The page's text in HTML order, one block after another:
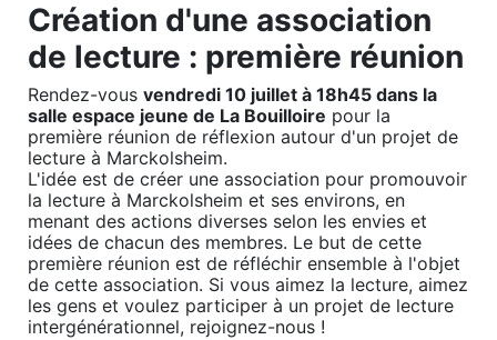
Création d'une association
de lecture : première réunion
Rendez-vous vendredi 10 juillet à 18h45 dans la
salle espace jeune de La Bouilloire pour la
première réunion de réflexion autour d'un projet de
lecture à Marckolsheim.
L'idée est de créer une association pour promouvoir
la lecture à Marckolsheim et ses environs, en
menant des actions diverses selon les envies et
idées de chacun des membres. Le but de cette
première réunion est de réfléchir ensemble à l'objet
de cette association. Si vous aimez la lecture, aimez
les gens et voulez participer à un projet de lecture
intergénérationnel, rejoignez-nous !